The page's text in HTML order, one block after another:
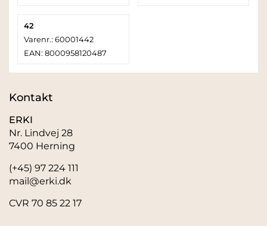
42
Varenr.: 60001442
EAN: 8000958120487
Kontakt
ERKI
Nr. Lindvej 28
7400 Herning
(+45) 97 224 111
mail@erki.dk
CVR 70 85 22 17